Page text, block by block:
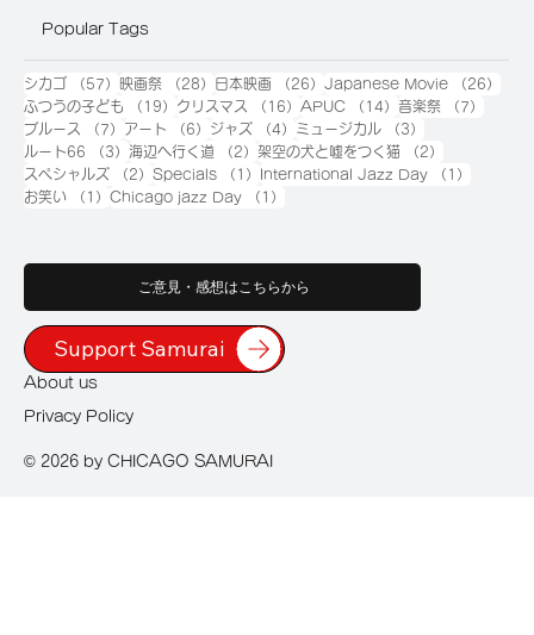
Popular Tags
シカゴ （57） 57件の記事
映画祭 （28） 28件の記事
日本映画 （26） 26件の記事
Japanese Movie （26）
ふつうの子ども
（19） 19件の記事
クリスマス （16） 16件の記事
APUC （14） 14件の記事
音楽祭 （7）
ブルース
（7） 7件の記事
アート （6） 6件の記事
ジャズ （4） 4件の記事
ミュージカル （3）
ルート66
（3） 3件の記事
海辺へ行く道 （2） 2件の記事
架空の犬と嘘をつく猫 （2）
スペシャルズ
（2） 2件の記事
Specials （1） 1件の記事
International Jazz Day （1）
お笑い
（1） 1件の記事
Chicago jazz Day （1）
ご意見・感想はこちらから
About us
Privacy Policy
Support Samurai
© 2026 by CHICAGO SAMURAI